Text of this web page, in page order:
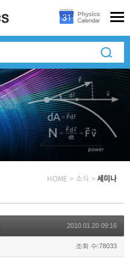
HOME > 소식 > 세미나
2010.01.20 09:16
조회 수:78033